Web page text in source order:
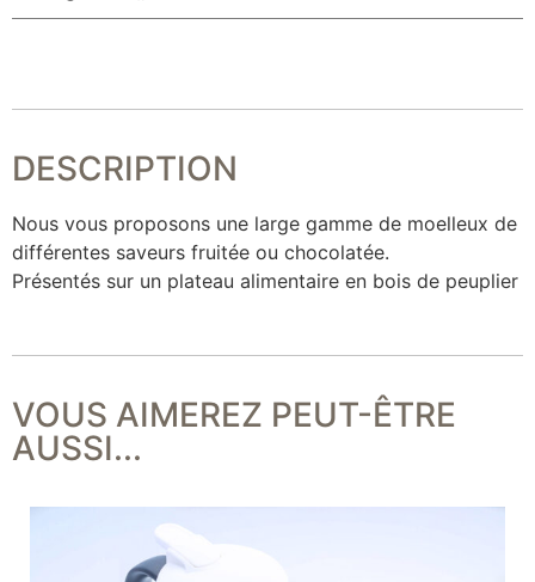
DESCRIPTION
Nous vous proposons une large gamme de moelleux de
différentes saveurs fruitée ou chocolatée.
Présentés sur un plateau alimentaire en bois de peuplier
VOUS AIMEREZ PEUT-ÊTRE
AUSSI...